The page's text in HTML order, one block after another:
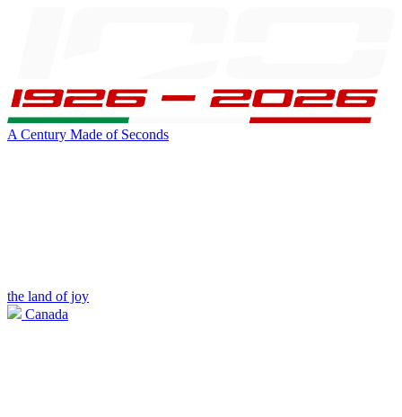
A Century Made of Seconds
the land of joy
Canada